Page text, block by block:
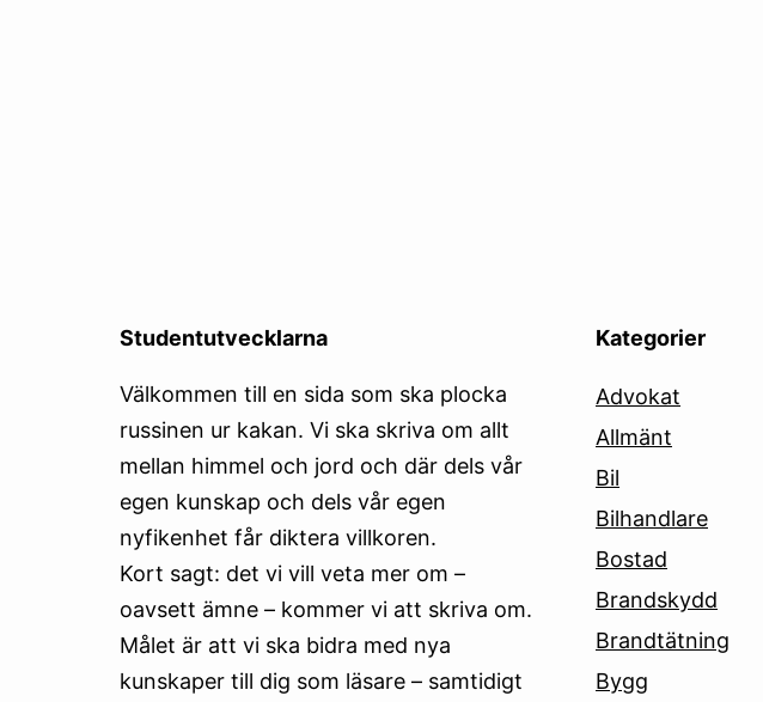
Studentutvecklarna
Välkommen till en sida som ska plocka
russinen ur kakan. Vi ska skriva om allt
mellan himmel och jord och där dels vår
egen kunskap och dels vår egen
nyfikenhet får diktera villkoren.
Kort sagt: det vi vill veta mer om –
oavsett ämne – kommer vi att skriva om.
Målet är att vi ska bidra med nya
kunskaper till dig som läsare – samtidigt
Kategorier
Advokat
Allmänt
Bil
Bilhandlare
Bostad
Brandskydd
Brandtätning
Bygg